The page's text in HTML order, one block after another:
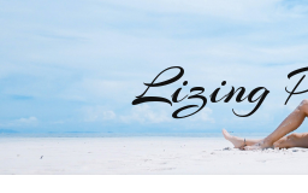
Lizing